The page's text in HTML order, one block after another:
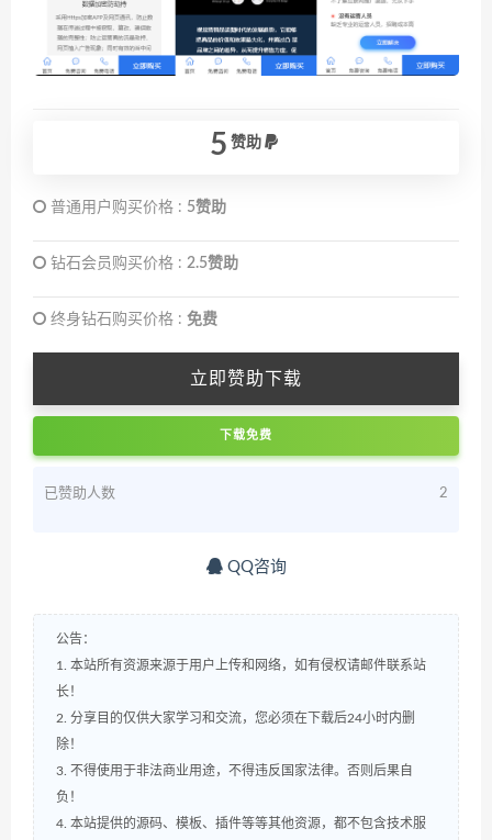
5 赞助
普通用户购买价格 : 5赞助
钻石会员购买价格 : 2.5赞助
终身钻石购买价格 : 免费
立即赞助下载
下载免费
已赞助人数 2
QQ咨询
公告：
1. 本站所有资源来源于用户上传和网络，如有侵权请邮件联系站
长！
2. 分享目的仅供大家学习和交流，您必须在下载后24小时内删
除！
3. 不得使用于非法商业用途，不得违反国家法律。否则后果自
负！
4. 本站提供的源码、模板、插件等等其他资源，都不包含技术服